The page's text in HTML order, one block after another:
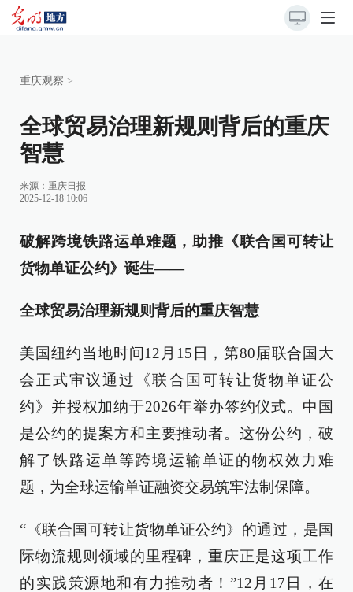
重庆观察 >
全球贸易治理新规则背后的重庆
智慧
来源： 重庆日报
2025-12-18 10:06
破解跨境铁路运单难题，助推《联合国可转让
货物单证公约》诞生——
全球贸易治理新规则背后的重庆智慧
美国纽约当地时间12月15日，第80届联合国大
会正式审议通过《联合国可转让货物单证公
约》并授权加纳于2026年举办签约仪式。中国
是公约的提案方和主要推动者。这份公约，破
解了铁路运单等跨境运输单证的物权效力难
题，为全球运输单证融资交易筑牢法制保障。
“《联合国可转让货物单证公约》的通过，是国
际物流规则领域的里程碑，重庆正是这项工作
的实践策源地和有力推动者！”12月17日，在